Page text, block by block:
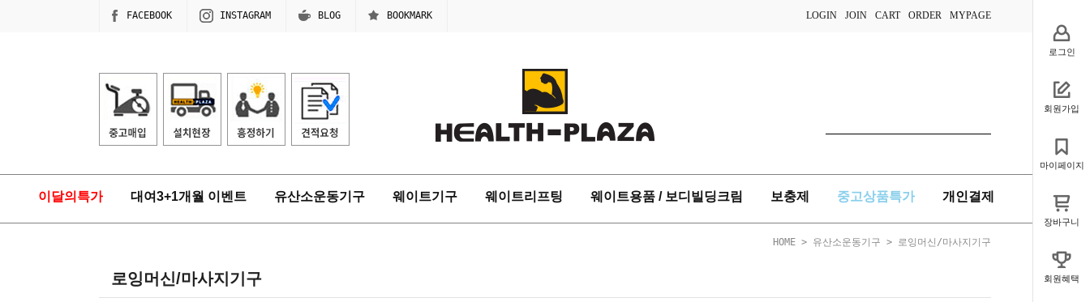
로그인
회원가입
마이페이지
장바구니
회원혜택
FACEBOOK INSTAGRAM BLOG BOOKMARK LOGIN JOIN CART ORDER MYPAGE
이달의특가 대여3+1개월 이벤트 유산소운동기구 웨이트기구 웨이트리프팅 웨이트용품 / 보디빌딩크림 보충제 중고상품특가 개인결제
HOME > 유산소운동기구 > 로잉머신/마사지기구
로잉머신/마사지기구